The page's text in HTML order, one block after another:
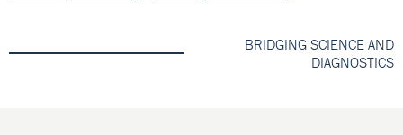
BRIDGING SCIENCE AND
DIAGNOSTICS